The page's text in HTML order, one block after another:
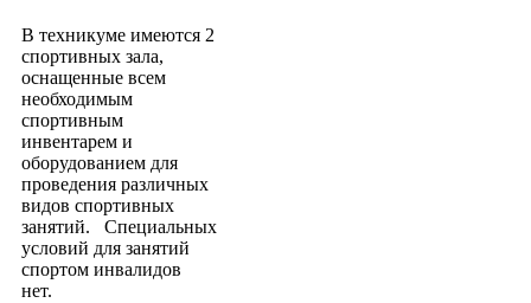
В техникуме имеются 2
спортивных зала,
оснащенные всем
необходимым
спортивным
инвентарем и
оборудованием для
проведения различных
видов спортивных
занятий. Специальных
условий для занятий
спортом инвалидов
нет.